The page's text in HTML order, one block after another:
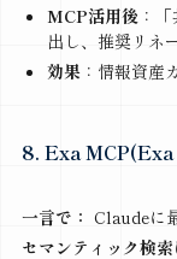
MCP活用後：「
出し、推奨リネ
効果：情報資産
8. Exa
一言で： Claudeに
セマンティック検